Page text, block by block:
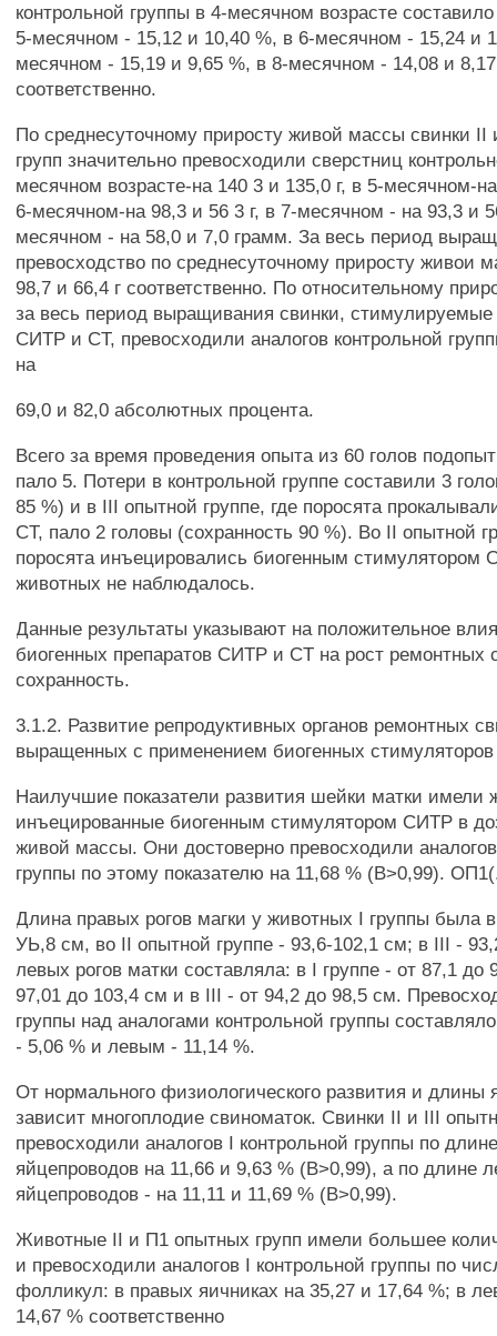
контрольной группы в 4-месячном возрасте
5-месячном - 15,12 и 10,40 %, в 6-месячном - 15,24 и
месячном - 15,19 и 9,65 %, в 8-месячном - 14,08 и
соответственно.
По среднесуточному приросту живой массы свинки
групп значительно превосходили сверстниц
месячном возрасте-на 140 3 и 135,0 г, в 5-месячном-
6-месячном-на 98,3 и 56 3 г, в 7-месячном - на 93,3 и
месячном - на 58,0 и 7,0 грамм. За весь период
превосходство по среднесуточному приросту живои
98,7 и 66,4 г соответственно. По относительному
за весь период выращивания свинки,
СИТР и CT, превосходили аналогов контрольной
на
69,0 и 82,0 абсолютных процента.
Всего за время проведения опыта из 60 голов
пало 5. Потери в контрольной группе составили 3
85 %) и в III опытной группе, где поросята
CT, пало 2 головы (сохранность 90 %). Во II опытной
поросята инъецировались биогенным стимулятором
животных не наблюдалось.
Данные результаты указывают на положительное
биогенных препаратов СИТР и CT на рост ремонтных
сохранность.
3.1.2. Развитие репродуктивных органов ремонтных
выращенных с применением биогенных
Наилучшие показатели развития шейки матки имели
инъецированные биогенным стимулятором СИТР в
живой массы. Они достоверно превосходили
группы по этому показателю на 11,68 % (В>0,99).
Длина правых рогов магки у животных I группы была
УЬ,8 см, во II опытной группе - 93,6-102,1 см; в III -
левых рогов матки составляла: в I группе - от 87,1 до
97,01 до 103,4 см и в III - от 94,2 до 98,5 см.
группы над аналогами контрольной группы
- 5,06 % и левым - 11,14 %.
От нормального физиологического развития и длины
зависит многоплодие свиноматок. Свинки II и III
превосходили аналогов I контрольной группы по
яйцепроводов на 11,66 и 9,63 % (В>0,99), а по длине
яйцепроводов - на 11,11 и 11,69 % (В>0,99).
Животные II и П1 опытных групп имели большее
и превосходили аналогов I контрольной группы по
фолликул: в правых яичниках на 35,27 и 17,64 %; в
14,67 % соответственно